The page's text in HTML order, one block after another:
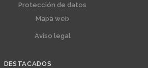
Protección de datos
Mapa web
Aviso legal
DESTACADOS